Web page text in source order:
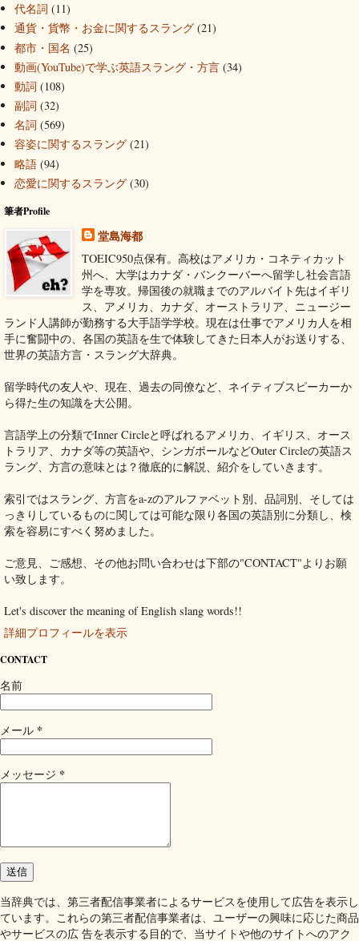
代名詞 (11)
通貨・貨幣・お金に関するスラング (21)
都市・国名 (25)
動画(YouTube)で学ぶ英語スラング・方言 (34)
動詞 (108)
副詞 (32)
名詞 (569)
容姿に関するスラング (21)
略語 (94)
恋愛に関するスラング (30)
筆者Profile
堂島海都
TOEIC950点保有。高校はアメリカ・コネティカット
州へ、大学はカナダ・バンクーバーへ留学し社会言語
学を専攻。帰国後の就職までのアルバイト先はイギリ
ス、アメリカ、カナダ、オーストラリア、ニュージー
ランド人講師が勤務する大手語学学校。現在は仕事でアメリカ人を相
手に奮闘中の、各国の英語を生で体験してきた日本人がお送りする、
世界の英語方言・スラング大辞典。
留学時代の友人や、現在、過去の同僚など、ネイティブスピーカーか
ら得た生の知識を大公開。
言語学上の分類でInner Circleと呼ばれるアメリカ、イギリス、オース
トラリア、カナダ等の英語や、シンガポールなどOuter Circleの英語ス
ラング、方言の意味とは？徹底的に解説、紹介をしていきます。
索引ではスラング、方言をa-zのアルファベット別、品詞別、そしては
っきりしているものに関しては可能な限り各国の英語別に分類し、検
索を容易にすべく努めました。
ご意見、ご感想、その他お問い合わせは下部の"CONTACT"よりお願
い致します。
Let's discover the meaning of English slang words!!
詳細プロフィールを表示
CONTACT
名前
メール *
メッセージ *
当辞典では、第三者配信事業者によるサービスを使用して広告を表示し
ています。これらの第三者配信事業者は、ユーザーの興味に応じた商品
やサービスの広 告を表示する目的で、当サイトや他のサイトへのアク